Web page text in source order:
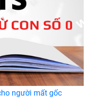
người mất gốc